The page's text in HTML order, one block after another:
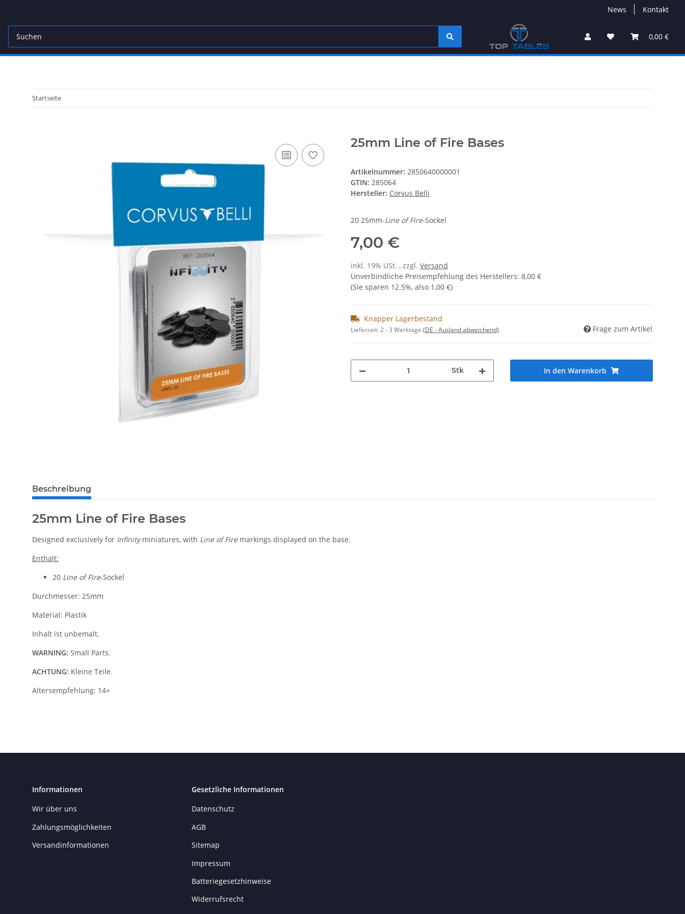
News Kontakt
0,00 €
Startseite
25mm Line of Fire Bases
Artikelnummer: 2850640000001
GTIN: 285064
Hersteller: Corvus Belli
20 25mm-Line of Fire-Sockel
7,00 €
inkl. 19% USt. , zzgl. Versand
Unverbindliche Preisempfehlung des Herstellers: 8,00 €
(Sie sparen 12.5%, also 1,00 €)
Knapper Lagerbestand
Lieferzeit:2 - 3 Werktage (DE - Ausland abweichend) Frage zum Artikel
Stk In den Warenkorb
weitere Registerkarten anzeigen
Beschreibung
25mm Line of Fire Bases
Designed exclusively for Infinityminiatures, with Line of Firemarkings displayed on the base.
Enthält:
20 Line of Fire-Sockel
Durchmesser: 25mm
Material: Plastik
Inhalt ist unbemalt.
WARNING: Small Parts.
ACHTUNG: Kleine Teile.
Altersempfehlung: 14+
Informationen
Wir über uns
Zahlungsmöglichkeiten
Versandinformationen
Gesetzliche Informationen
Datenschutz
AGB
Sitemap
Impressum
Batteriegesetzhinweise
Widerrufsrecht